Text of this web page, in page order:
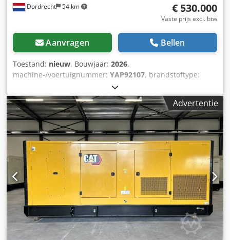
Dordrecht 54 km € 530.000
Vaste prijs excl. btw
Aanvragen Bellen
Toestand: nieuw, Bouwjaar: 2026,
machine-/voertuignummer: YAP92107, brandstoftype:
Caterpillar 3516B HD
Toepassingsdoel: bouw Leeggewicht: 18.290 kg
Generatorvermogen: 2.500 kVA Afmetingen laadruimte:
638 x 229 x 237 cm CE-markering: ja Neem contact op met
het DPX-team voor meer informatie. = Verdere opties en
toebehoren = - Bedieningspaneel Djdpfx Asy R I D Sjcrokr
Advertentie